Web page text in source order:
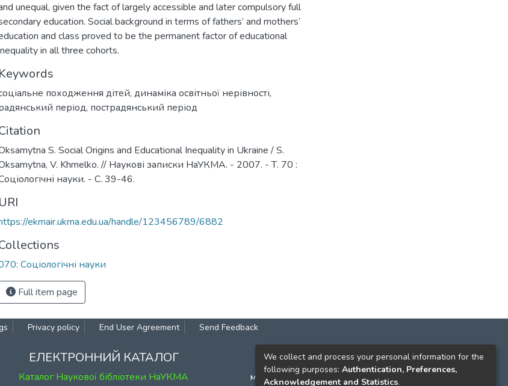
unequal, given the fact of largely accessible and later compulsory full
education. Social background in terms of fathers’ and mothers’
and class proved to be the permanent factor of educational
in all three cohorts.
Keywords
походження дітей, динаміка освітньої нерівності,
період, пострадянський період
S. Social Origins and Educational Inequality in Ukraine / S.
V. Khmelko. // Наукові записки НаУКМА. - 2007. - Т. 70 :
науки. - С. 39-46.
URI
ekmair.ukma.edu.ua/handle/123456789/6882
Соціологічні науки
Full item page
Privacy policy End User Agreement Send Feedback
ЕЛЕКТРОННИЙ КАТАЛОГ
Каталог Наукової бібліотеки НаУКМА
КОНТАКТИ
м. Київ, вул. Григорія Сковороди, 2
We collect and process your personal information for the
following purposes: Authentication, Preferences,
Acknowledgement and Statistics.